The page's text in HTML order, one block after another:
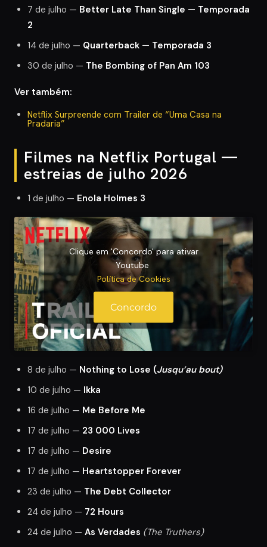
7 de julho — Better Late Than Single — Temporada
2
14 de julho — Quarterback — Temporada 3
30 de julho — The Bombing of Pan Am 103
Ver também:
Netflix Surpreende com Trailer de “Uma Casa na
Pradaria”
Filmes na Netflix Portugal —
estreias de julho 2026
1 de julho — Enola Holmes 3
Clique em 'Concordo' para ativar
Youtube
Política de Cookies
Concordo
8 de julho — Nothing to Lose (Jusqu’au bout)
10 de julho — Ikka
16 de julho — Me Before Me
17 de julho — 23 000 Lives
17 de julho — Desire
17 de julho — Heartstopper Forever
23 de julho — The Debt Collector
24 de julho — 72 Hours
24 de julho — As Verdades (The Truthers)